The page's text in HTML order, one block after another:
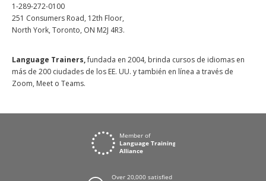
1-289-272-0100
251 Consumers Road, 12th Floor,
North York, Toronto, ON M2J 4R3.
Language Trainers,fundada en 2004, brinda cursos de idiomas en
más de 200 ciudades de los EE. UU. y también en línea a través de
Zoom, Meet o Teams.